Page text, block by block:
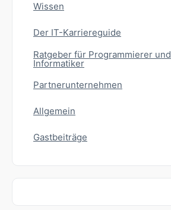
Wissen
Der IT-Karriereguide
Ratgeber für Programmierer und
Informatiker
Partnerunternehmen
Allgemein
Gastbeiträge